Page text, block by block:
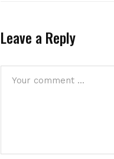
Leave a Reply